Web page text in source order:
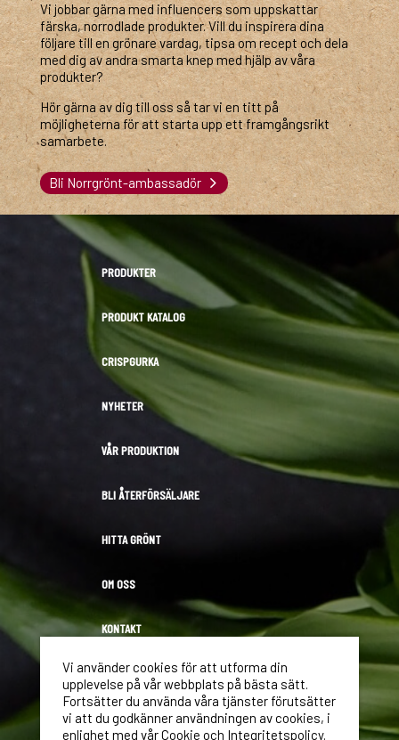
Vi jobbar gärna med influencers som uppskattar
färska, norrodlade produkter. Vill du inspirera dina
följare till en grönare vardag, tipsa om recept och dela
med dig av andra smarta knep med hjälp av våra
produkter?
Hör gärna av dig till oss så tar vi en titt på
möjligheterna för att starta upp ett framgångsrikt
samarbete.
Bli Norrgrönt-ambassadör
PRODUKTER
PRODUKT KATALOG
CRISPGURKA
NYHETER
VÅR PRODUKTION
BLI ÅTERFÖRSÄLJARE
HITTA GRÖNT
OM OSS
KONTAKT
LOGGA IN
Hällnäs Handelsträdgård
Vi använder cookies för att utforma din
upplevelse på vår webbplats på bästa sätt.
Fortsätter du använda våra tjänster förutsätter
vi att du godkänner användningen av cookies, i
enlighet med vår Cookie och Integritetspolicy.